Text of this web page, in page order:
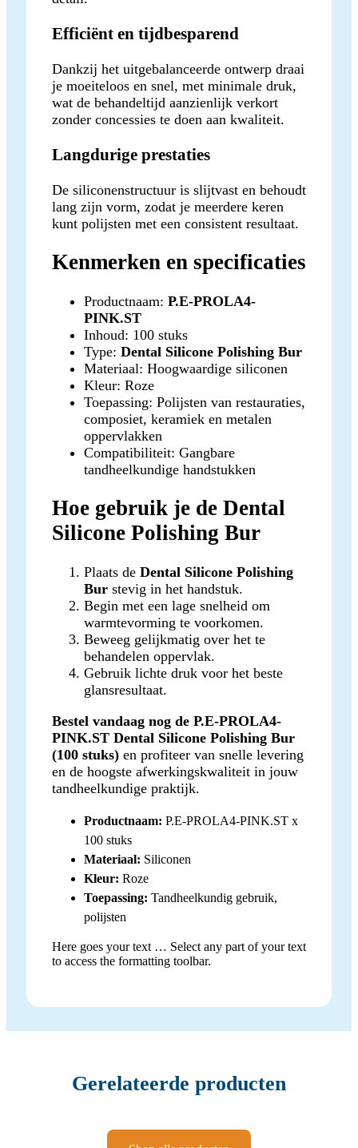
Efficiënt en tijdbesparend
Dankzij het uitgebalanceerde ontwerp draai
je moeiteloos en snel, met minimale druk,
wat de behandeltijd aanzienlijk verkort
zonder concessies te doen aan kwaliteit.
Langdurige prestaties
De siliconenstructuur is slijtvast en behoudt
lang zijn vorm, zodat je meerdere keren
kunt polijsten met een consistent resultaat.
Kenmerken en specificaties
Productnaam: P.E-PROLA4-
PINK.ST
Inhoud: 100 stuks
Type: Dental Silicone Polishing Bur
Materiaal: Hoogwaardige siliconen
Kleur: Roze
Toepassing: Polijsten van restauraties,
composiet, keramiek en metalen
oppervlakken
Compatibiliteit: Gangbare
tandheelkundige handstukken
Hoe gebruik je de Dental
Silicone Polishing Bur
Plaats de Dental Silicone Polishing
Bur stevig in het handstuk.
Begin met een lage snelheid om
warmtevorming te voorkomen.
Beweeg gelijkmatig over het te
behandelen oppervlak.
Gebruik lichte druk voor het beste
glansresultaat.
Bestel vandaag nog de P.E-PROLA4-
PINK.ST Dental Silicone Polishing Bur
(100 stuks) en profiteer van snelle levering
en de hoogste afwerkingskwaliteit in jouw
tandheelkundige praktijk.
Productnaam: P.E-PROLA4-PINK.ST x
100 stuks
Materiaal: Siliconen
Kleur: Roze
Toepassing: Tandheelkundig gebruik,
polijsten
Here goes your text … Select any part of your text
to access the formatting toolbar.
Gerelateerde producten